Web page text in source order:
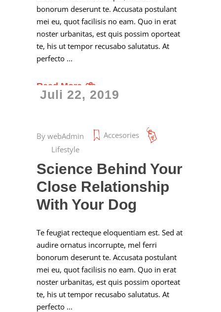
bonorum deserunt te. Accusata postulant
mei eu, quot facilisis no eam. Quo in erat
noster urbanitas, est quis possim oporteat
te, his ut tempor recusabo salutatus. At
perfecto
Read More
Juli 22, 2019
By webAdmin
Accesories
Lifestyle
Science Behind Your
Close Relationship
With Your Dog
Te feugiat recteque eloquentiam est. Sed at
audire ornatus incorrupte, mel ferri
bonorum deserunt te. Accusata postulant
mei eu, quot facilisis no eam. Quo in erat
noster urbanitas, est quis possim oporteat
te, his ut tempor recusabo salutatus. At
perfecto